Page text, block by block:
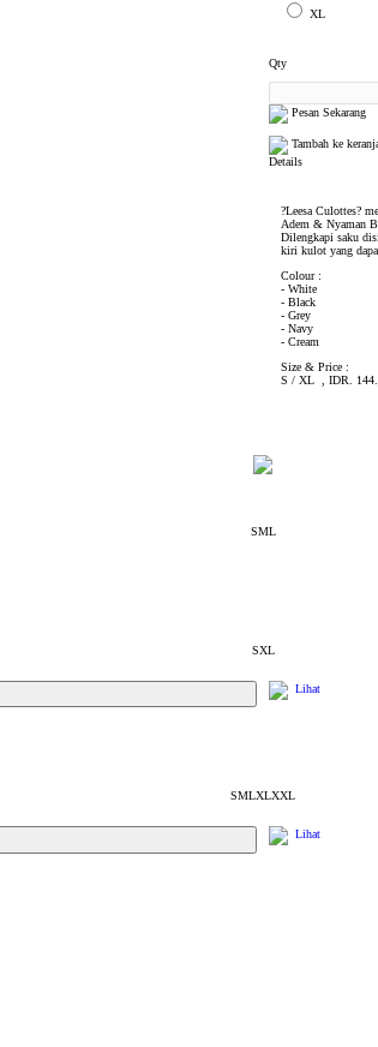
XL
Qty
Pesan Sekarang
Tambah ke
Details
?Leesa Culottes?
Adem & Nyaman
Dilengkapi saku
kiri kulot yang
Colour :
- White
- Black
- Grey
- Navy
- Cream
Size & Price :
S / XL , IDR.
SML
SXL
Lihat
SMLXLXXL
Lihat